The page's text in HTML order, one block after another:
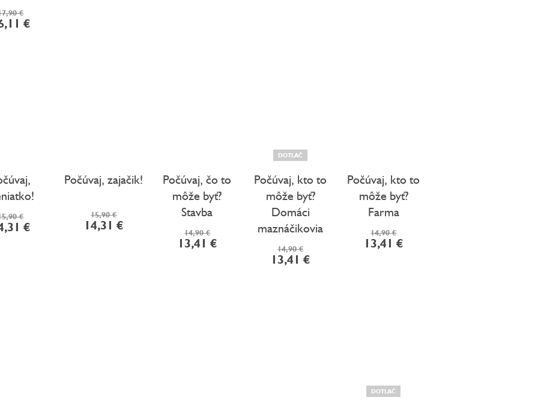
€
€
€
€
Počúvaj, zajačik!
15,90 €
14,31 €
Počúvaj, čo to
môže byť?
Stavba
14,90 €
13,41 €
DOTLAČ
Počúvaj, kto to
môže byť?
Domáci
maznáčikovia
14,90 €
13,41 €
Počúvaj, kto to
môže byť?
Farma
14,90 €
13,41 €
DOTLAČ